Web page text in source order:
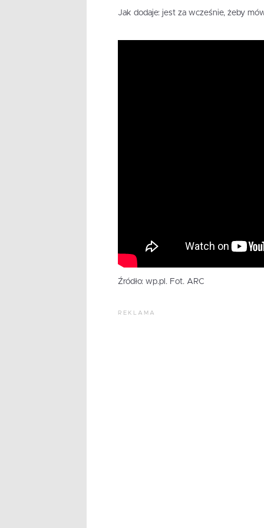
Jak dodaje: jest za wcześnie, żeby
Źródło: wp.pl. Fot. ARC
REKLAMA